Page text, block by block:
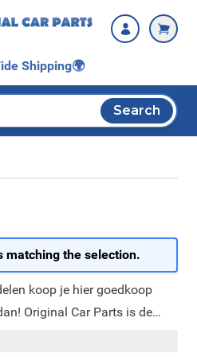
Shipping🌍
Search
matching the selection.
koop je hier goedkoop
Original Car Parts is de
originele Irmscher